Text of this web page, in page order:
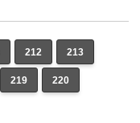
212 213
219 220